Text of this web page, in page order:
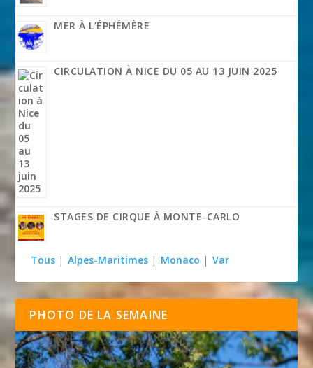
MER À L’ÉPHÉMÈRE
CIRCULATION À NICE DU 05 AU 13 JUIN 2025
STAGES DE CIRQUE À MONTE-CARLO
Tous | Alpes-Maritimes | Monaco | Var
PHOTO DE LA SEMAINE